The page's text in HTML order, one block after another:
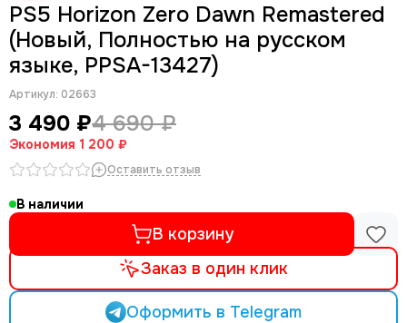
PS5 Horizon Zero Dawn Remastered
(Новый, Полностью на русском
языке, PPSA-13427)
Артикул: 02663
3 490 ₽4 690 ₽
Экономия 1 200 ₽
Оставить отзыв
В наличии
В корзину
Заказ в один клик
Оформить в Telegram